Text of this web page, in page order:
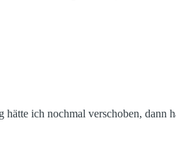
ich nochmal verschoben,